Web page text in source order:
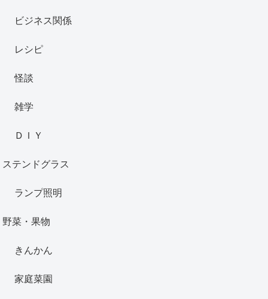
ビジネス関係
レシピ
怪談
雑学
ＤＩＹ
ステンドグラス
ランプ照明
野菜・果物
きんかん
家庭菜園